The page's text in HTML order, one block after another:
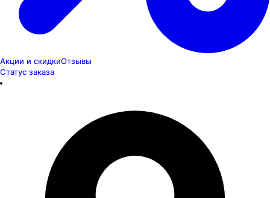
Акции и скидкиОтзывы
Статус заказа